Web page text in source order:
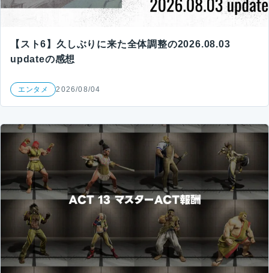
【スト6】久しぶりに来た全体調整の2026.08.03
updateの感想
エンタメ 2026/08/04